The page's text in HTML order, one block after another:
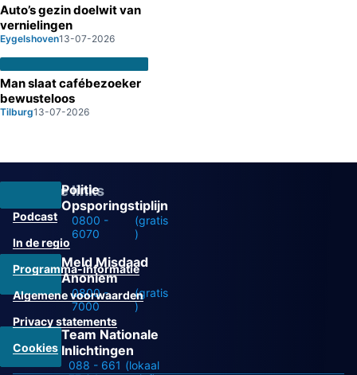
Auto’s gezin doelwit van
vernielingen
Eygelshoven13-07-2026
Man slaat cafébezoeker
bewusteloos
Tilburg13-07-2026
Politie
Opsporingstiplijn
0800 -
6070
(gratis
)
Meld Misdaad
Anoniem
0800 -
7000
(gratis
)
Team Nationale
Inlichtingen
088 - 661 (lokaal
Overige links
Podcast
In de regio
Programma-informatie
Algemene voorwaarden
Privacy statements
Cookies